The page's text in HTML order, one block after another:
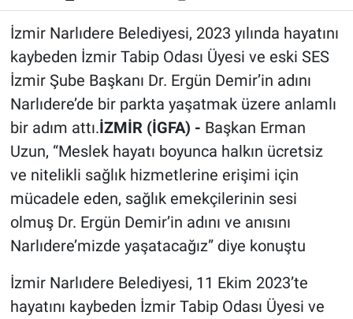
İzmir Narlıdere Belediyesi, 2023 yılında hayatını
kaybeden İzmir Tabip Odası Üyesi ve eski SES
İzmir Şube Başkanı Dr. Ergün Demir’in adını
Narlıdere’de bir parkta yaşatmak üzere anlamlı
bir adım attı.İZMİR (İGFA) - Başkan Erman
Uzun, “Meslek hayatı boyunca halkın ücretsiz
ve nitelikli sağlık hizmetlerine erişimi için
mücadele eden, sağlık emekçilerinin sesi
olmuş Dr. Ergün Demir’in adını ve anısını
Narlıdere’mizde yaşatacağız” diye konuştu
İzmir Narlıdere Belediyesi, 11 Ekim 2023’te
hayatını kaybeden İzmir Tabip Odası Üyesi ve